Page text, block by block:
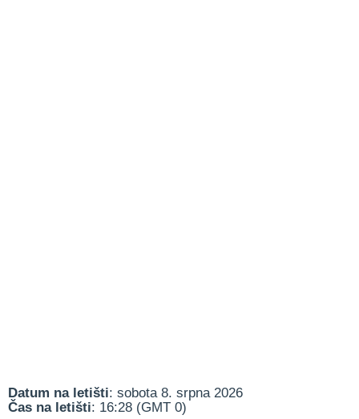
Datum na letišti: sobota 8. srpna 2026
Čas na letišti: 16:28 (GMT 0)